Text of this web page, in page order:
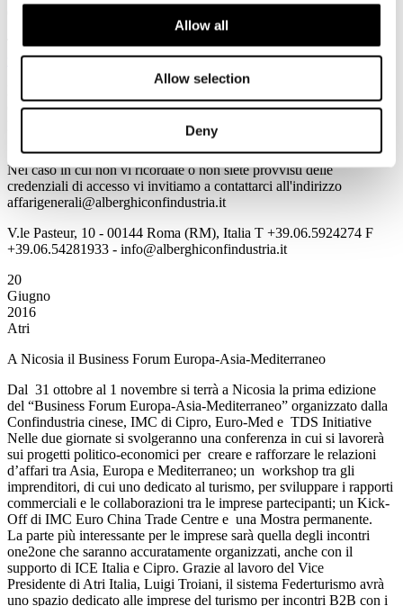
Allow all
Allow selection
Deny
Tutte le informazioni sono consultabili all'indirizzo
www.alberghiconfindustria.it
cliccando direttamente sulla notizia prescelta è necessario per la
prima volta salvare Username e Password utilizzando il flag
Nel caso in cui non vi ricordate o non siete provvisti delle
credenziali di accesso vi invitiamo a contattarci all'indirizzo
affarigenerali@alberghiconfindustria.it
V.le Pasteur, 10 - 00144 Roma (RM), Italia T +39.06.5924274 F
+39.06.54281933 - info@alberghiconfindustria.it
20
Giugno
2016
Atri
A Nicosia il Business Forum Europa-Asia-Mediterraneo
Dal 31 ottobre al 1 novembre si terrà a Nicosia la prima edizione
del “Business Forum Europa-Asia-Mediterraneo” organizzato dalla
Confindustria cinese, IMC di Cipro, Euro-Med e TDS Initiative
Nelle due giornate si svolgeranno una conferenza in cui si lavorerà
sui progetti politico-economici per creare e rafforzare le relazioni
d’affari tra Asia, Europa e Mediterraneo; un workshop tra gli
imprenditori, di cui uno dedicato al turismo, per sviluppare i rapporti
commerciali e le collaborazioni tra le imprese partecipanti; un Kick-
Off di IMC Euro China Trade Centre e una Mostra permanente.
La parte più interessante per le imprese sarà quella degli incontri
one2one che saranno accuratamente organizzati, anche con il
supporto di ICE Italia e Cipro. Grazie al lavoro del Vice
Presidente di Atri Italia, Luigi Troiani, il sistema Federturismo avrà
uno spazio dedicato alle imprese del turismo per incontri B2B con i